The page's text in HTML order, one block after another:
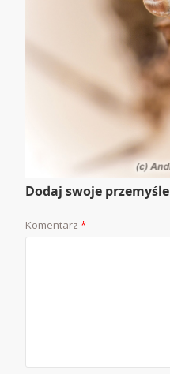
Dodaj swoje
Komentarz*